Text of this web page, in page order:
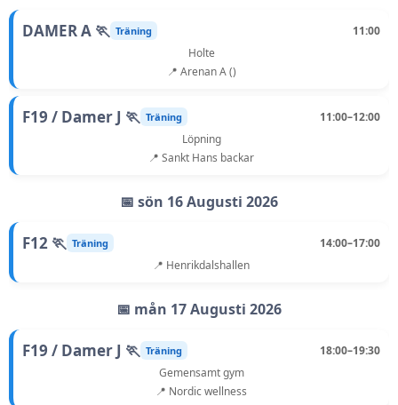
DAMER A 🏃 Träning
11:00
Holte
📍 Arenan A ()
F19 / Damer J 🏃 Träning
11:00–12:00
Löpning
📍 Sankt Hans backar
📅 sön 16 Augusti 2026
F12 🏃 Träning
14:00–17:00
📍 Henrikdalshallen
📅 mån 17 Augusti 2026
F19 / Damer J 🏃 Träning
18:00–19:30
Gemensamt gym
📍 Nordic wellness